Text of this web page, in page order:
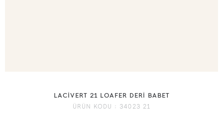
LACİVERT 21 LOAFER DERİ BABET
ÜRÜN KODU : 34023 21